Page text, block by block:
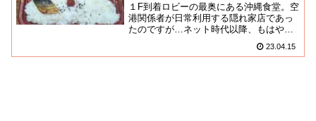
１F到着ロビーの最奥にある沖縄食堂。空
港関係者が日常利用する隠れ家店であっ
たのですが…ネット時代以降、もはや知
23.04.15